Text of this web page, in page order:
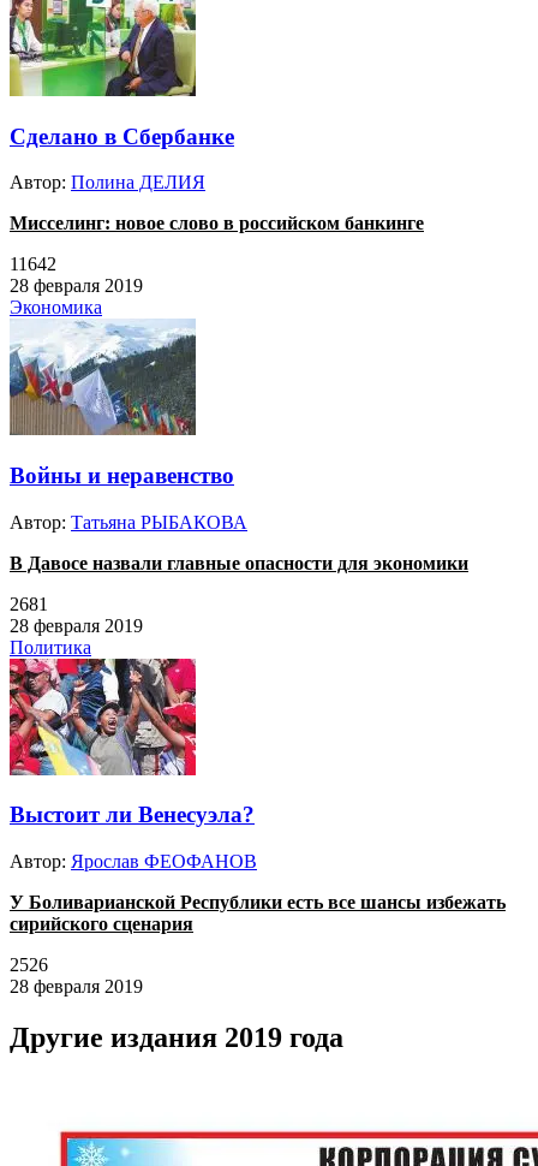
Сделано в Сбербанке
Автор: Полина ДЕЛИЯ
Мисселинг: новое слово в российском банкинге
11642
28 февраля 2019
Экономика
Войны и неравенство
Автор: Татьяна РЫБАКОВА
В Давосе назвали главные опасности для экономики
2681
28 февраля 2019
Политика
Выстоит ли Венесуэла?
Автор: Ярослав ФЕОФАНОВ
У Боливарианской Республики есть все шансы избежать
сирийского сценария
2526
28 февраля 2019
Другие издания 2019 года